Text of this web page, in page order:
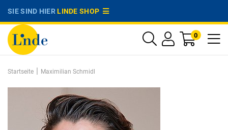
SIE SIND HIERLINDE SHOP
0
Startseite | Maximilian Schmidl